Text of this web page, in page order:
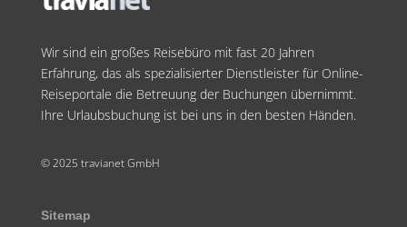
Wir sind ein großes Reisebüro mit fast 20 Jahren
Erfahrung, das als spezialisierter Dienstleister für Online-
Reiseportale die Betreuung der Buchungen übernimmt.
Ihre Urlaubsbuchung ist bei uns in den besten Händen.
© 2025 travianet GmbH
Sitemap